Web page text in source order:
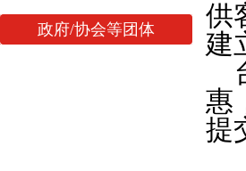
政府/协会等团体
供
建
惠
提